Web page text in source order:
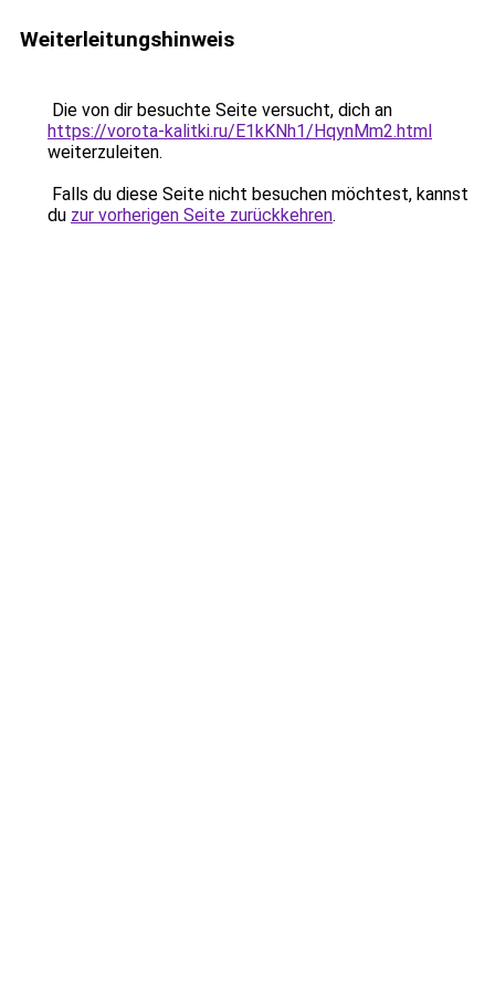
Weiterleitungshinweis
Die von dir besuchte Seite versucht, dich an
https://vorota-kalitki.ru/E1kKNh1/HqynMm2.html
weiterzuleiten.
Falls du diese Seite nicht besuchen möchtest, kannst
du zur vorherigen Seite zurückkehren.